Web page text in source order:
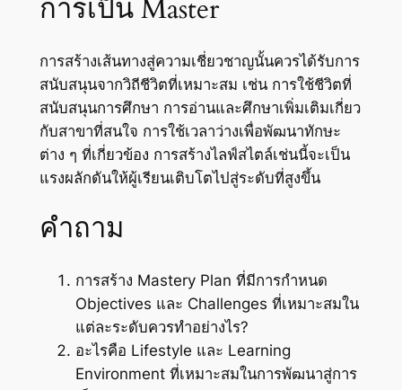
การเป็น Master
การสร้างเส้นทางสู่ความเชี่ยวชาญนั้นควรได้รับการ
สนับสนุนจากวิถีชีวิตที่เหมาะสม เช่น การใช้ชีวิตที่
สนับสนุนการศึกษา การอ่านและศึกษาเพิ่มเติมเกี่ยว
กับสาขาที่สนใจ การใช้เวลาว่างเพื่อพัฒนาทักษะ
ต่าง ๆ ที่เกี่ยวข้อง การสร้างไลฟ์สไตล์เช่นนี้จะเป็น
แรงผลักดันให้ผู้เรียนเติบโตไปสู่ระดับที่สูงขึ้น
คำถาม
การสร้าง Mastery Plan ที่มีการกำหนด
Objectives และ Challenges ที่เหมาะสมใน
แต่ละระดับควรทำอย่างไร?
อะไรคือ Lifestyle และ Learning
Environment ที่เหมาะสมในการพัฒนาสู่การ